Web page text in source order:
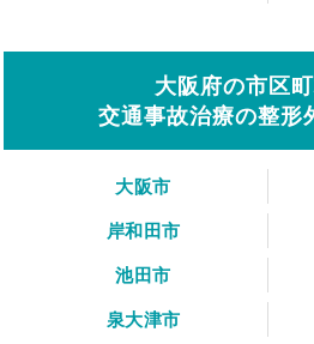
大阪府の市区
交通事故治療の整形
大阪市
岸和田市
池田市
泉大津市